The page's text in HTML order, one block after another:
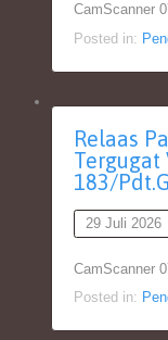
CamScanner
Posted in:
Relaas
Tergugat
183/
29 Juli 2026
CamScanner
Posted in: